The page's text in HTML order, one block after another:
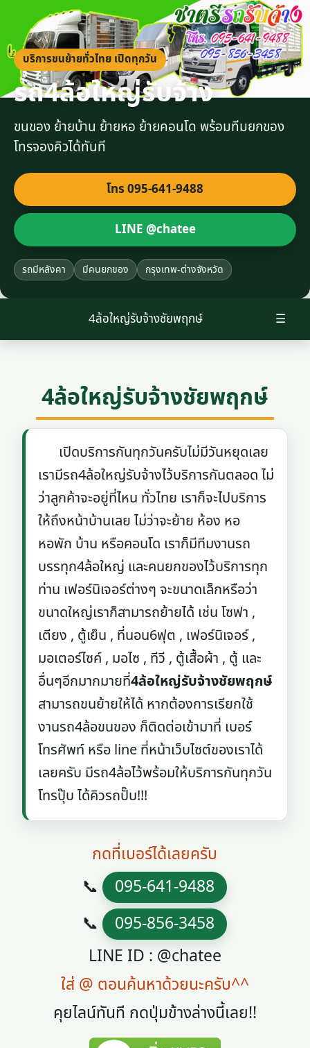
บริการขนย้ายทั่วไทย เปิดทุกวัน
รถ4ล้อใหญ่รับจ้าง
ขนของ ย้ายบ้าน ย้ายหอ ย้ายคอนโด พร้อมทีมยกของ
โทรจองคิวได้ทันที
โทร 095-641-9488
LINE @chatee
รถมีหลังคา มีคนยกของ กรุงเทพ-ต่างจังหวัด
☰
4ล้อใหญ่รับจ้างชัยพฤกษ์
4ล้อใหญ่รับจ้างชัยพฤกษ์
เปิดบริการกันทุกวันครับไม่มีวันหยุดเลย
เรามีรถ4ล้อใหญ่รับจ้างไว้บริการกันตลอด ไม่
ว่าลูกค้าจะอยู่ที่ไหน ทั่วไทย เราก็จะไปบริการ
ให้ถึงหน้าบ้านเลย ไม่ว่าจะย้าย ห้อง หอ
หอพัก บ้าน หรือคอนโด เราก็มีทีมงานรถ
บรรทุก4ล้อใหญ่ และคนยกของไว้บริการทุก
ท่าน เฟอร์นิเจอร์ต่างๆ จะขนาดเล็กหรือว่า
ขนาดใหญ่เราก็สามารถย้ายได้ เช่น โซฟา ,
เตียง , ตู้เย็น , ที่นอน6ฟุต , เฟอร์นิเจอร์ ,
มอเตอร์ไซค์ , มอไซ , ทีวี , ตู้เสื้อผ้า , ตู้ และ
อื่นๆอีกมากมายที่4ล้อใหญ่รับจ้างชัยพฤกษ์
สามารถขนย้ายให้ได้ หากต้องการเรียกใช้
งานรถ4ล้อขนของ ก็ติดต่อเข้ามาที่ เบอร์
โทรศัพท์ หรือ line ที่หน้าเว็บไซต์ของเราได้
เลยครับ มีรถ4ล้อไว้พร้อมให้บริการกันทุกวัน
โทรปุ๊บ ได้คิวรถปั๊บ!!!
กดที่เบอร์ได้เลยครับ
📞 095-641-9488
📞 095-856-3458
LINE ID : @chatee
ใส่ @ ตอนค้นหาด้วยนะครับ^^
คุยไลน์ทันที กดปุ่มข้างล่างนี้เลย!!